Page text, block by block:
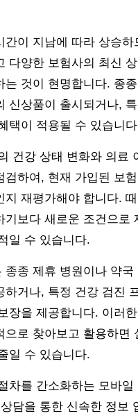
간이 지남에 따라 상승하
다양한 보험사의 최신
는 것이 현명합니다. 종
신상품이 출시되거나, 특
택이 적용될 수 있습니
건강 상태 변화와 의료
검하여, 현재 가입된 보
지 재평가해야 합니다.
기보다 새로운 조건으로
일 수 있습니다.
종종 제휴 병원이나 약국
하거나, 특정 건강 검진
장을 제공합니다. 이러
으로 찾아보고 활용하면
일 수 있습니다.
차를 간소화하는 모바일
담을 통한 신속한 정보